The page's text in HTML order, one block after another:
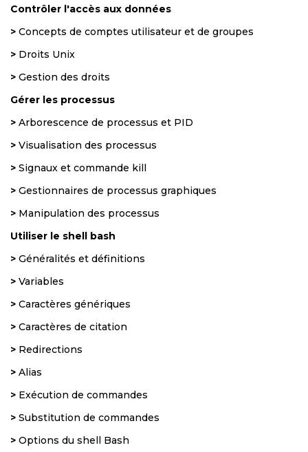
Contrôler l'accès aux données
> Concepts de comptes utilisateur et de groupes
> Droits Unix
> Gestion des droits
Gérer les processus
> Arborescence de processus et PID
> Visualisation des processus
> Signaux et commande kill
> Gestionnaires de processus graphiques
> Manipulation des processus
Utiliser le shell bash
> Généralités et définitions
> Variables
> Caractères génériques
> Caractères de citation
> Redirections
> Alias
> Exécution de commandes
> Substitution de commandes
> Options du shell Bash